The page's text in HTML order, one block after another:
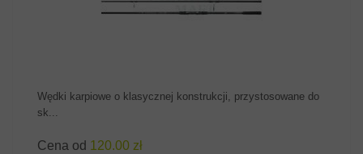
Wędki karpiowe o klasycznej konstrukcji, przystosowane do
sk...
Cena od 120.00 zł